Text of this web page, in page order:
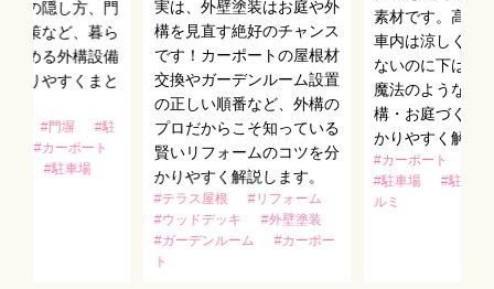
機の隠し方、門
対策など、暮ら
高める外構設備
かりやすくまと
#門塀
#駐
#カーポート
#駐車場
実は、外壁塗装はお庭や外
構を見直す絶好のチャンス
です！カーポートの屋根材
交換やガーデンルーム設置
の正しい順番など、外構の
プロだからこそ知っている
賢いリフォームのコツを分
かりやすく解説します。
#テラス屋根
#リフォーム
#ウッドデッキ
#外壁塗装
#ガーデンルーム
#カーポー
ト
素材です。高い
車内は涼しく、
ないのに下は明
魔法のような特
構・お庭づくり
かりやすく解説
#カーポート
#駐車場
#駐輪場
ルミ